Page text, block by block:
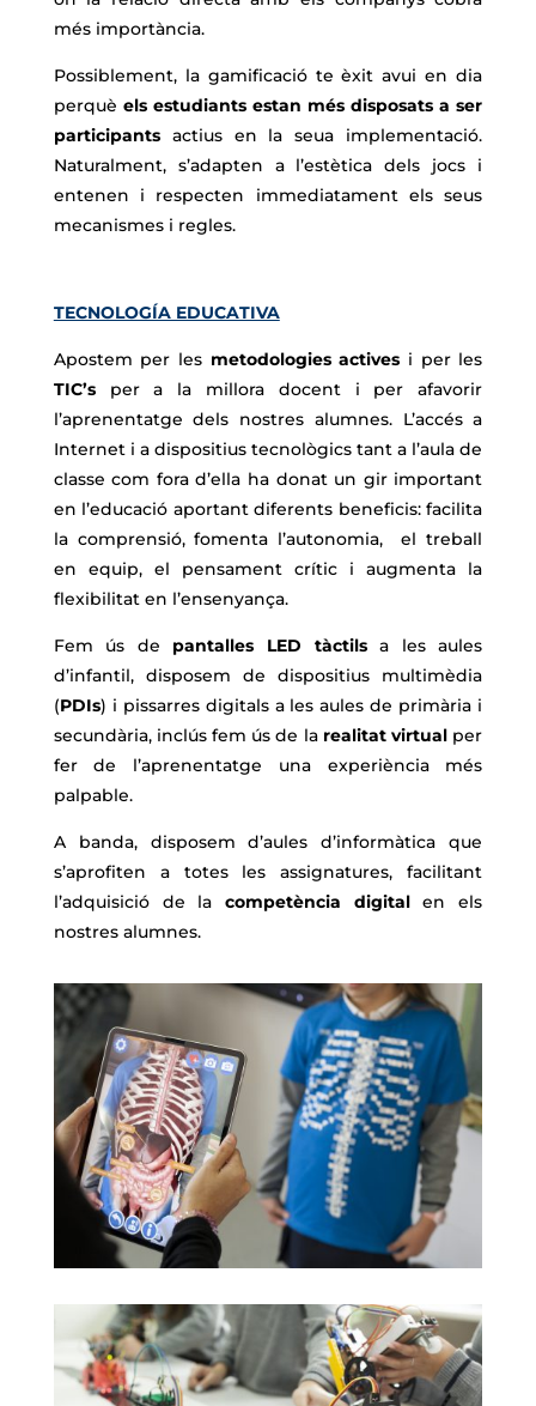
més importància.
Possiblement, la gamificació te èxit avui en dia
perquè els estudiants estan més disposats a ser
participantsactius en la seua implementació.
Naturalment, s’adapten a l’estètica dels jocs i
entenen i respecten immediatament els seus
mecanismes i regles.
TECNOLOGÍA EDUCATIVA
Apostem per les metodologies actives i per les
TIC’s per a la millora docent i per afavorir
l’aprenentatge dels nostres alumnes. L’accés a
Internet i a dispositius tecnològics tant a l’aula de
classe com fora d’ella ha donat un gir important
en l’educació aportant diferents beneficis: facilita
la comprensió, fomenta l’autonomia, el treball
en equip, el pensament crític i augmenta la
flexibilitat en l’ensenyança.
Fem ús de pantalles LED tàctilsa les aules
d’infantil, disposem de dispositius multimèdia
(PDIs) i pissarres digitals a les aules de primària i
secundària, inclús fem ús de la realitat virtual per
fer de l’aprenentatge una experiència més
palpable.
A banda, disposem d’aules d’informàtica que
s’aprofiten a totes les assignatures, facilitant
l’adquisició de la competència digitalen els
nostres alumnes.